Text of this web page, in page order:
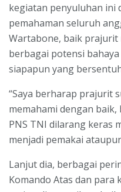
kegiatan penyuluhan ini
pemahaman seluruh
Wartabone, baik prajurit
berbagai potensi
siapapun yang
“Saya berharap prajurit
memahami dengan
PNS TNI dilarang keras
menjadi pemakai
Lanjut dia, berbagai
Komando Atas dan para